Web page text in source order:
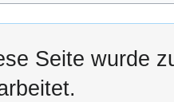
Seite wurde